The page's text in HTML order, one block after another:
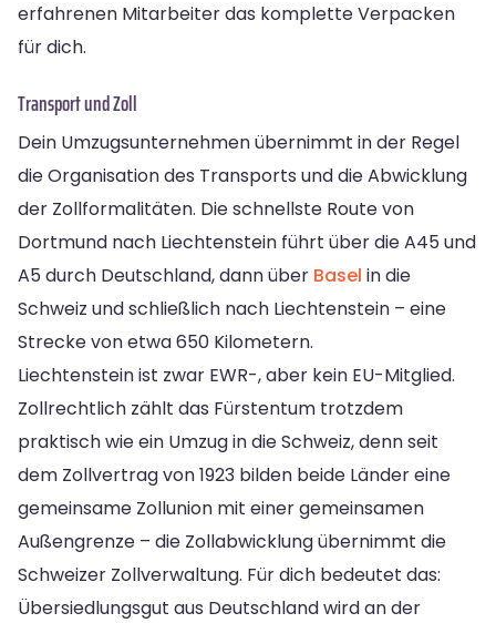
erfahrenen Mitarbeiter das komplette Verpacken
für dich.
Transport und Zoll
Dein Umzugsunternehmen übernimmt in der Regel
die Organisation des Transports und die Abwicklung
der Zollformalitäten. Die schnellste Route von
Dortmund nach Liechtenstein führt über die A45 und
A5 durch Deutschland, dann über Basel in die
Schweiz und schließlich nach Liechtenstein – eine
Strecke von etwa 650 Kilometern.
Liechtenstein ist zwar EWR-, aber kein EU-Mitglied.
Zollrechtlich zählt das Fürstentum trotzdem
praktisch wie ein Umzug in die Schweiz, denn seit
dem Zollvertrag von 1923 bilden beide Länder eine
gemeinsame Zollunion mit einer gemeinsamen
Außengrenze – die Zollabwicklung übernimmt die
Schweizer Zollverwaltung. Für dich bedeutet das:
Übersiedlungsgut aus Deutschland wird an der